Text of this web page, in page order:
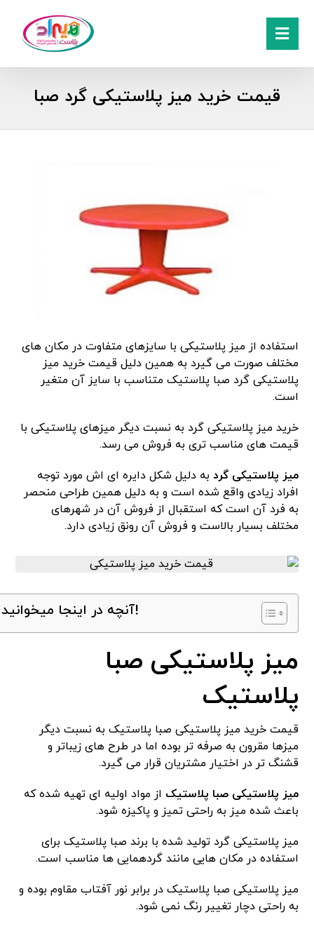
قیمت خرید میز پلاستیکی گرد صبا
استفاده از میز پلاستیکی با سایزهای متفاوت در مکان های
مختلف صورت می گیرد به همین دلیل قیمت خرید میز
پلاستیکی گرد صبا پلاستیک متناسب با سایز آن متغیر
است.
خرید میز پلاستیکی گرد به نسبت دیگر میزهای پلاستیکی با
قیمت های مناسب تری به فروش می رسد.
میز پلاستیکی گرد به دلیل شکل دایره ای اش مورد توجه
افراد زیادی واقع شده است و به‌ دلیل همین طراحی منحصر
به فرد آن است که استقبال از فروش آن در شهرهای
مختلف بسیار بالاست و فروش آن رونق زیادی دارد.
آنچه در اینجا میخوانید!
میز پلاستیکی صبا
پلاستیک
قیمت خرید میز پلاستیکی صبا پلاستیک به نسبت دیگر
میزها مقرون به صرفه تر بوده اما در طرح های زیباتر و
قشنگ تر در اختیار مشتریان قرار می گیرد.
میز پلاستیکی صبا پلاستیک از مواد اولیه ای تهیه شده که
باعث شده میز به راحتی تمیز و پاکیزه شود‌.
میز پلاستیکی گرد تولید شده با برند صبا پلاستیک برای
استفاده در مکان هایی مانند گردهمایی ها مناسب است.
میز پلاستیکی صبا پلاستیک در برابر نور آفتاب مقاوم بوده و
به راحتی دچار تغییر رنگ نمی شود.